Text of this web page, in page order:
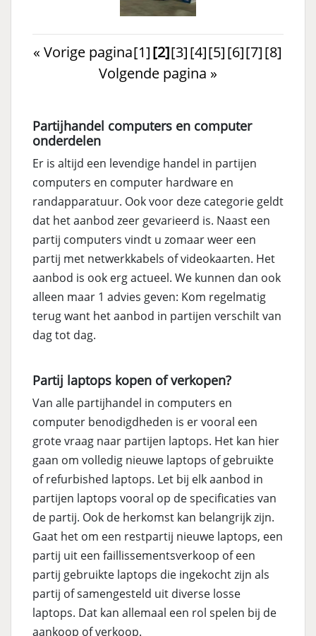
« Vorige pagina[1][2][3][4][5][6][7][8]
Volgende pagina »
Partijhandel computers en computer
onderdelen
Er is altijd een levendige handel in partijen
computers en computer hardware en
randapparatuur. Ook voor deze categorie geldt
dat het aanbod zeer gevarieerd is. Naast een
partij computers vindt u zomaar weer een
partij met netwerkkabels of videokaarten. Het
aanbod is ook erg actueel. We kunnen dan ook
alleen maar 1 advies geven: Kom regelmatig
terug want het aanbod in partijen verschilt van
dag tot dag.
Partij laptops kopen of verkopen?
Van alle partijhandel in computers en
computer benodigdheden is er vooral een
grote vraag naar partijen laptops. Het kan hier
gaan om volledig nieuwe laptops of gebruikte
of refurbished laptops. Let bij elk aanbod in
partijen laptops vooral op de specificaties van
de partij. Ook de herkomst kan belangrijk zijn.
Gaat het om een restpartij nieuwe laptops, een
partij uit een faillissementsverkoop of een
partij gebruikte laptops die ingekocht zijn als
partij of samengesteld uit diverse losse
laptops. Dat kan allemaal een rol spelen bij de
aankoop of verkoop.